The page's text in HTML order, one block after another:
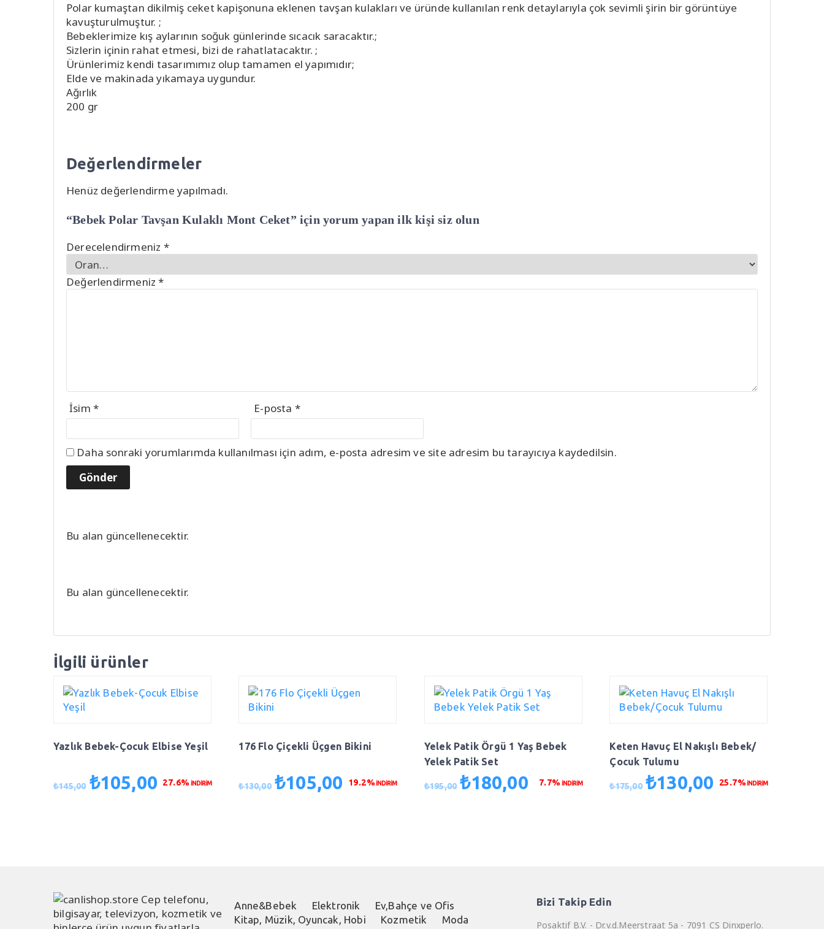
Polar kumaştan dikilmiş ceket kapişonuna eklenen tavşan kulakları ve üründe kullanılan renk detaylarıyla çok sevimli şirin bir görüntüye
kavuşturulmuştur. ;
Bebeklerimize kış aylarının soğuk günlerinde sıcacık saracaktır.;
Sizlerin içinin rahat etmesi, bizi de rahatlatacaktır. ;
Ürünlerimiz kendi tasarımımız olup tamamen el yapımıdır;
Elde ve makinada yıkamaya uygundur.
Ağırlık
200 gr
Değerlendirmeler
Henüz değerlendirme yapılmadı.
“Bebek Polar Tavşan Kulaklı Mont Ceket” için yorum yapan ilk kişi siz olun
Derecelendirmeniz *
Değerlendirmeniz*
İsim * E-posta *
Daha sonraki yorumlarımda kullanılması için adım, e-posta adresim ve site adresim bu tarayıcıya kaydedilsin.
Bu alan güncellenecektir.
Bu alan güncellenecektir.
İlgili ürünler
Yazlık Bebek-Çocuk Elbise Yeşil
₺145,00 Orijinal
₺105,00 Şu
27.6% İNDİRİM
176 Flo Çiçekli Üçgen Bikini
₺130,00 Orijinal
₺105,00 Şu
19.2%İNDİRİM
Yelek Patik Örgü 1 Yaş Bebek
Yelek Patik Set
₺195,00 Orijinal
₺180,00Şu7.7% İNDİRİM
Keten Havuç El Nakışlı Bebek/
Çocuk Tulumu
₺175,00 Orijinal
₺130,00 Şu
25.7%İNDİRİM
Anne&Bebek Elektronik
Ev,Bahçe ve Ofis
Kitap, Müzik, Oyuncak, Hobi
Kozmetik
Moda
Bizi Takip Edin
Posaktif B.V. - Dr.v.d.Meerstraat 5a - 7091 CS Dinxperlo.